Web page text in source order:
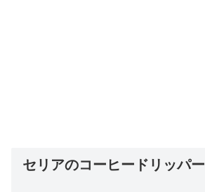
セリアのコーヒードリッパー